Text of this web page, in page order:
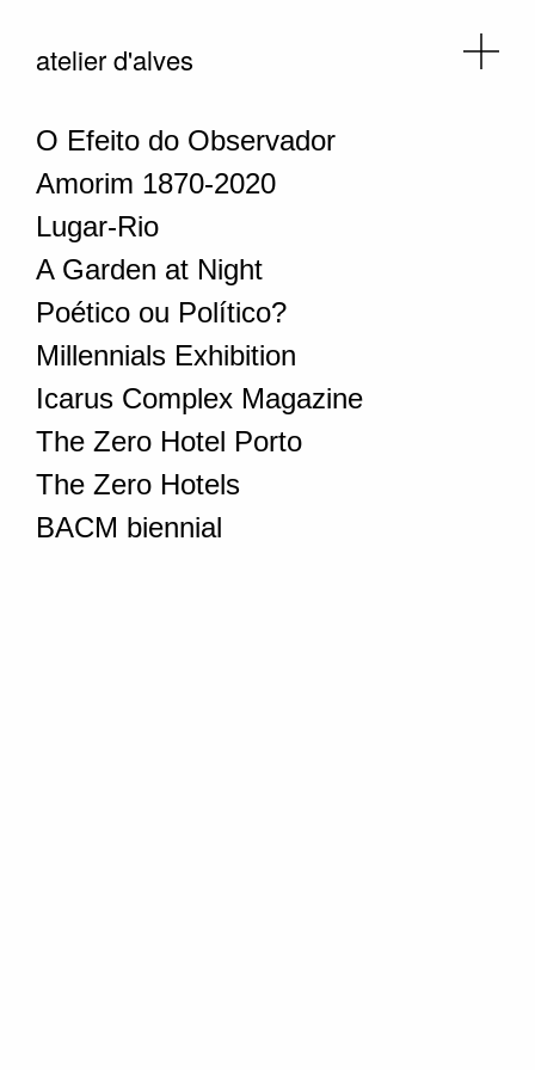
atelier d'alves
O Efeito do Observador
Amorim 1870-2020
Lugar-Rio
A Garden at Night
Poético ou Político?
Millennials Exhibition
Icarus Complex Magazine
The Zero Hotel Porto
The Zero Hotels
BACM biennial